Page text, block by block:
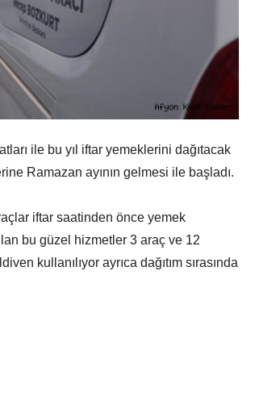
ile bu yıl iftar yemeklerini dağıtacak
Ramazan ayının gelmesi ile başladı.
iftar saatinden önce yemek
bu güzel hizmetler 3 araç ve 12
kullanılıyor ayrıca dağıtım sırasında